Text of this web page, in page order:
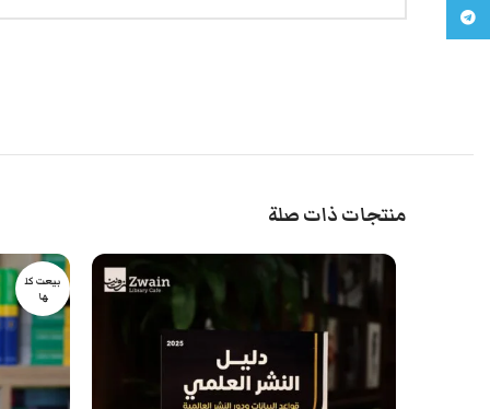
منتجات ذات صلة
بيعت كل
ها
تليجرام